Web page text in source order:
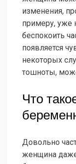
изменения,
примеру, уже
беспокоить
появляется
некоторых
тошноты,
Что
Довольно
женщина